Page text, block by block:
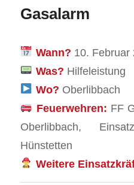
Gasalarm
Wann? 10. Februar
Was? Hilfeleistung
Wo? Oberlibbach
Feuerwehren: FF
Oberlibbach,
Hünstetten
Weitere